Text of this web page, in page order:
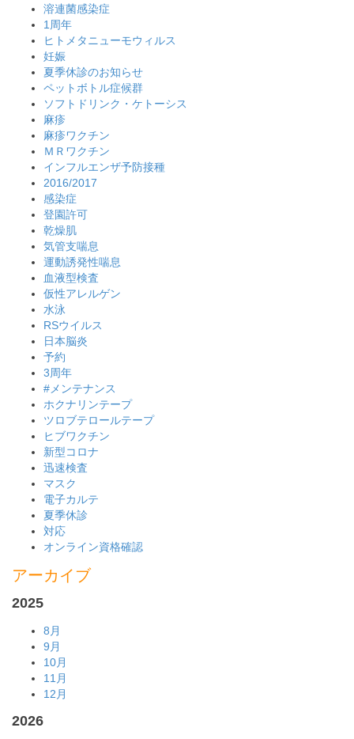
溶連菌感染症
1周年
ヒトメタニューモウィルス
妊娠
夏季休診のお知らせ
ペットボトル症候群
ソフトドリンク・ケトーシス
麻疹
麻疹ワクチン
ＭＲワクチン
インフルエンザ予防接種
2016/2017
感染症
登園許可
乾燥肌
気管支喘息
運動誘発性喘息
血液型検査
仮性アレルゲン
水泳
RSウイルス
日本脳炎
予約
3周年
#メンテナンス
ホクナリンテープ
ツロブテロールテープ
ヒブワクチン
新型コロナ
迅速検査
マスク
電子カルテ
夏季休診
対応
オンライン資格確認
アーカイブ
2025
8月
9月
10月
11月
12月
2026